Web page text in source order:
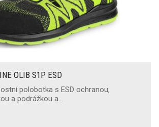
OLIB S1P ESD
polobotka s ESD ochranou,
a podrážkou a…